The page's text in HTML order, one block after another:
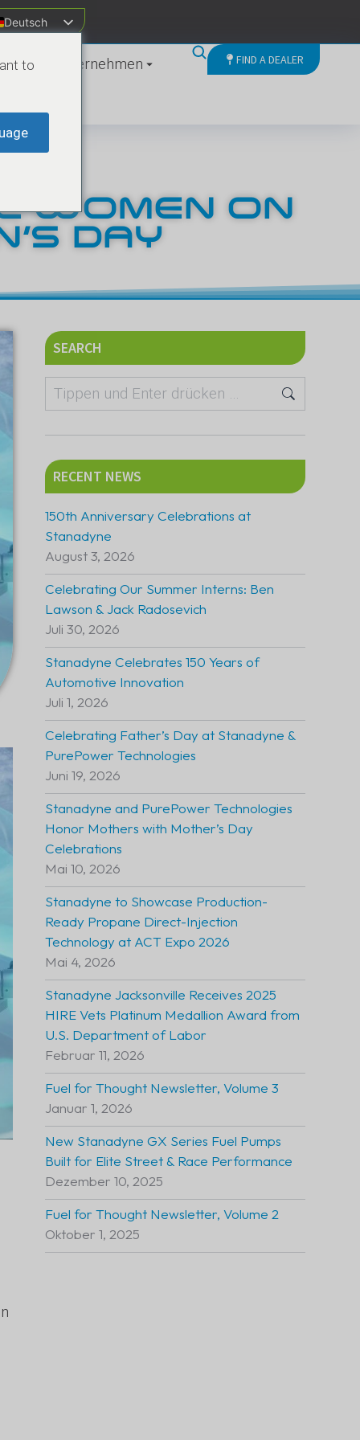
Deutsch
Unternehmen FIND A DEALER
WOMEN ON
DAY
SEARCH
RECENT NEWS
150th Anniversary Celebrations at
Stanadyne
August 3, 2026
Celebrating Our Summer Interns: Ben
Lawson & Jack Radosevich
Juli 30, 2026
Stanadyne Celebrates 150 Years of
Automotive Innovation
Juli 1, 2026
Celebrating Father’s Day at Stanadyne &
PurePower Technologies
Juni 19, 2026
Stanadyne and PurePower Technologies
Honor Mothers with Mother’s Day
Celebrations
Mai 10, 2026
Stanadyne to Showcase Production-
Ready Propane Direct-Injection
Technology at ACT Expo 2026
Mai 4, 2026
Stanadyne Jacksonville Receives 2025
HIRE Vets Platinum Medallion Award from
U.S. Department of Labor
Februar 11, 2026
Fuel for Thought Newsletter, Volume 3
Januar 1, 2026
New Stanadyne GX Series Fuel Pumps
Built for Elite Street & Race Performance
Dezember 10, 2025
Fuel for Thought Newsletter, Volume 2
Oktober 1, 2025
to